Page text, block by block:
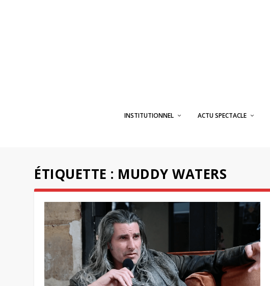
INSTITUTIONNEL ACTU SPECTACLE
ÉTIQUETTE : MUDDY WATERS